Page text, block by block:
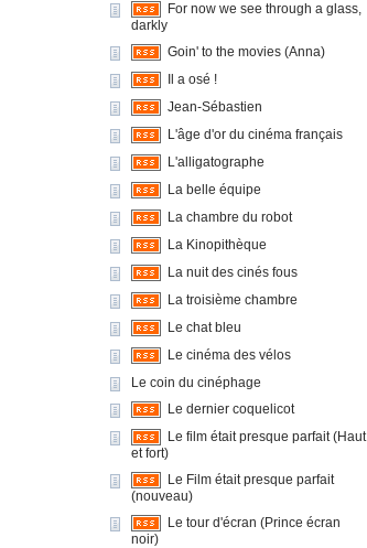
For now we see through a glass,
darkly
Goin' to the movies (Anna)
Il a osé !
Jean-Sébastien
L'âge d'or du cinéma français
L'alligatographe
La belle équipe
La chambre du robot
La Kinopithèque
La nuit des cinés fous
La troisième chambre
Le chat bleu
Le cinéma des vélos
Le coin du cinéphage
Le dernier coquelicot
Le film était presque parfait (Haut
et fort)
Le Film était presque parfait
(nouveau)
Le tour d'écran (Prince écran
noir)